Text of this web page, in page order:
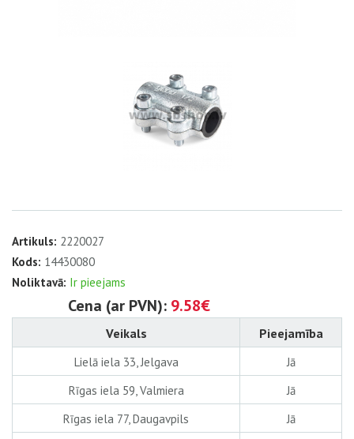
Artikuls: 2220027
Kods: 14430080
Noliktavā: Ir pieejams
Cena (ar PVN): 9.58€
Veikals Pieejamība
Lielā iela 33, Jelgava
Jā
Rīgas iela 59, Valmiera
Jā
Rīgas iela 77, Daugavpils
Jā